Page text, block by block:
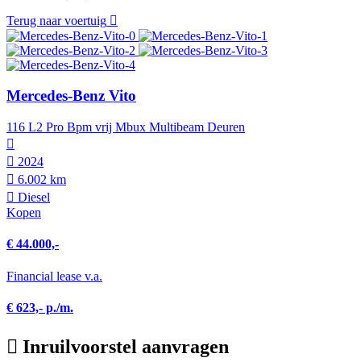
Terug naar voertuig
Mercedes-Benz Vito
116 L2 Pro Bpm vrij Mbux Multibeam Deuren
2024
6.002 km
Diesel
Kopen
€ 44.000,-
Financial lease v.a.
€ 623,- p./m.
Inruilvoorstel aanvragen